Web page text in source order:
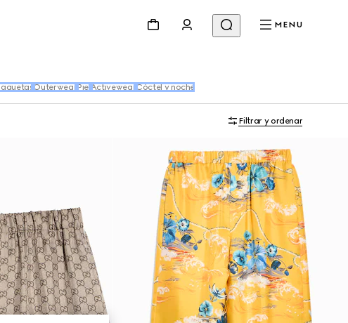
MENU
Outerwear Piel Activewear Cóctel y noche
Filtrar y ordenar